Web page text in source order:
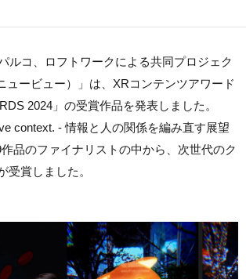
ルコ、ロフトワークによる共同プロジェク
ュービュー）」は、XRコンテンツアワード
2024」の受賞作品を発表しました。
context. - 情報と人の関係を編み直す展望
品のファイナリストの中から、次世代のク
受賞しました。